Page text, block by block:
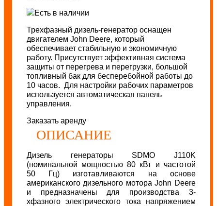
Есть в наличии
Трехфазный дизель-генератор оснащен
двигателем John Deere, который
обеспечивает стабильную и экономичную
работу. Присутствует эффективная система
защиты от перегрева и перегрузки, большой
топливный бак для бесперебойной работы до
10 часов. Для настройки рабочих параметров
используется автоматическая панель
управления.
Заказать аренду
ОПИСАНИЕ
Дизель генераторы SDMO J110K
(номинальной мощностью 80 кВт и частотой
50 Гц) изготавливаются на основе
американского дизельного мотора John Deere
и предназначены для производства 3-
хфазного электрического тока напряжением